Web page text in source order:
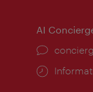
AI
Ort: